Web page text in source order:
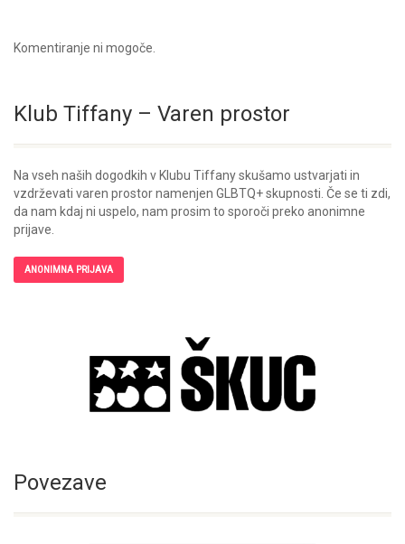
Komentiranje ni mogoče.
Klub Tiffany – Varen prostor
Na vseh naših dogodkih v Klubu Tiffany skušamo ustvarjati in
vzdrževati varen prostor namenjen GLBTQ+ skupnosti. Če se ti zdi,
da nam kdaj ni uspelo, nam prosim to sporoči preko anonimne
prijave.
ANONIMNA PRIJAVA
Povezave